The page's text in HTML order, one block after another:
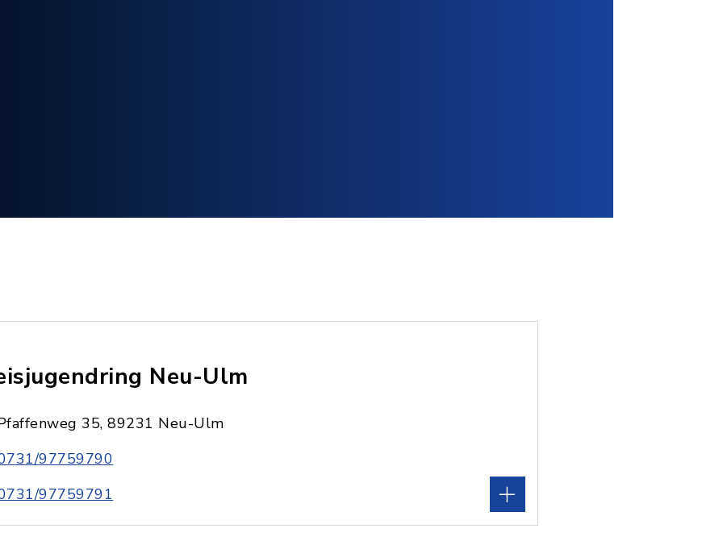
Neu-Ulm
35, 89231 Neu-Ulm
97759790
97759791